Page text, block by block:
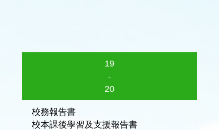
19
-
20
校務報告書
校本課後學習及支援報告書